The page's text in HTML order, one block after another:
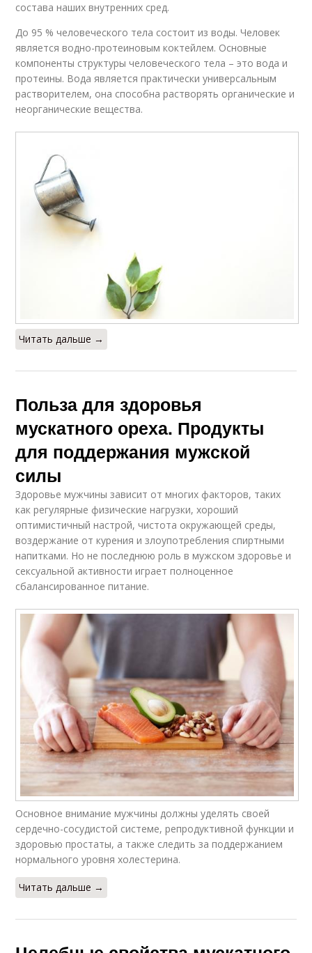
состава наших внутренних сред.
До 95 % человеческого тела состоит из воды. Человек
является водно-протеиновым коктейлем. Основные
компоненты структуры человеческого тела – это вода и
протеины. Вода является практически универсальным
растворителем, она способна растворять органические и
неорганические вещества.
Читать дальше →
Польза для здоровья
мускатного ореха. Продукты
для поддержания мужской
силы
Здоровье мужчины зависит от многих факторов, таких
как регулярные физические нагрузки, хороший
оптимистичный настрой, чистота окружающей среды,
воздержание от курения и злоупотребления спиртными
напитками. Но не последнюю роль в мужском здоровье и
сексуальной активности играет полноценное
сбалансированное питание.
Основное внимание мужчины должны уделять своей
сердечно-сосудистой системе, репродуктивной функции и
здоровью простаты, а также следить за поддержанием
нормального уровня холестерина.
Читать дальше →